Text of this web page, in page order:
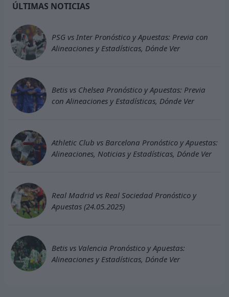
ÚLTIMAS NOTICIAS
PSG vs Inter Pronóstico y Apuestas: Previa con
Alineaciones y Estadísticas, Dónde Ver
Betis vs Chelsea Pronóstico y Apuestas: Previa
con Alineaciones y Estadísticas, Dónde Ver
Athletic Club vs Barcelona Pronóstico y Apuestas:
Alineaciones, Noticias y Estadísticas, Dónde Ver
Real Madrid vs Real Sociedad Pronóstico y
Apuestas (24.05.2025)
Betis vs Valencia Pronóstico y Apuestas:
Alineaciones y Estadísticas, Dónde Ver